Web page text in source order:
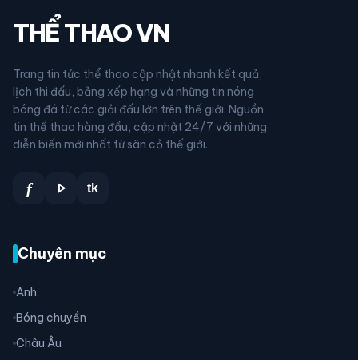
THỂ THAO VN
Trang tin tức thể thao cập nhật nhanh kết quả,
lịch thi đấu, bảng xếp hạng và những tin nóng
bóng đá từ các giải đấu lớn trên thế giới. Nguồn
tin thể thao hàng đầu, cập nhật 24/7 với những
diễn biến mới nhất từ sân cỏ thế giới.
f play_arrow tk
Chuyên mục
Anh
Bóng chuyền
Châu Âu